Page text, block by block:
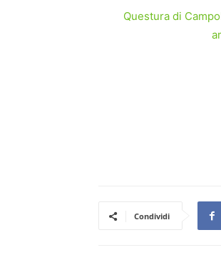
Questura di
Condividi